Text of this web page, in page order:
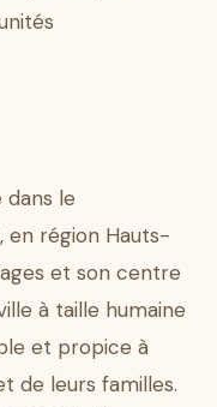
le
en région Hauts-
et son centre
à taille humaine
et propice à
de leurs familles.